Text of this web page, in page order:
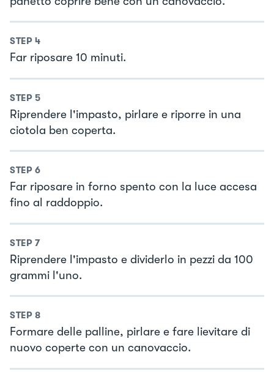
STEP 4
Far riposare 10 minuti.
STEP 5
Riprendere l'impasto, pirlare e riporre in una
ciotola ben coperta.
STEP 6
Far riposare in forno spento con la luce accesa
fino al raddoppio.
STEP 7
Riprendere l'impasto e dividerlo in pezzi da 100
grammi l'uno.
STEP 8
Formare delle palline, pirlare e fare lievitare di
nuovo coperte con un canovaccio.